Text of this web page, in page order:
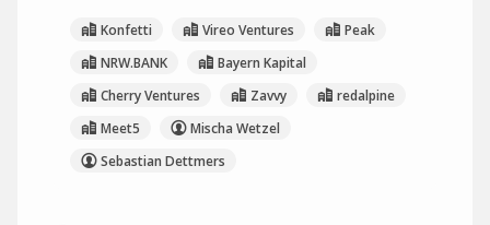
Konfetti Vireo Ventures
Peak
NRW.BANK
Bayern Kapital
Cherry Ventures
Zavvy
redalpine
Meet5
Mischa Wetzel
Sebastian Dettmers